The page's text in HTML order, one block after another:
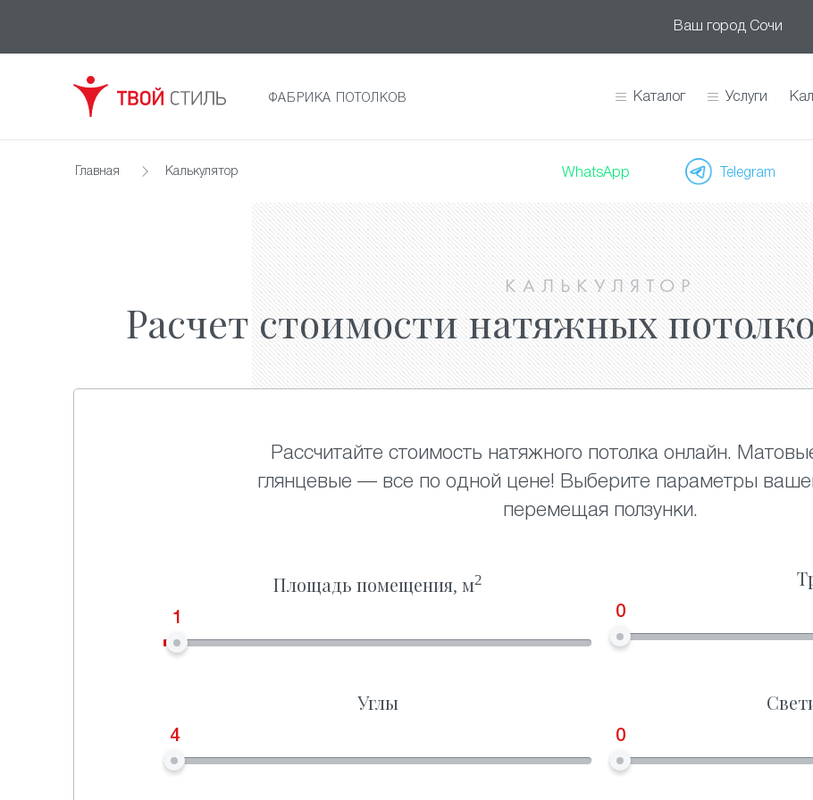
Ваш город Сочи
ФАБРИКА ПОТОЛКОВ Каталог Услуги
Главная Калькулятор WhatsApp Telegram
КАЛЬКУЛЯТОР
Расчет стоимости натяжных
Рассчитайте стоимость натяжного потолка онлайн.
глянцевые — все по одной цене! Выберите параметры
перемещая ползунки.
Площадь помещения, м2
1 0
Углы
4 0